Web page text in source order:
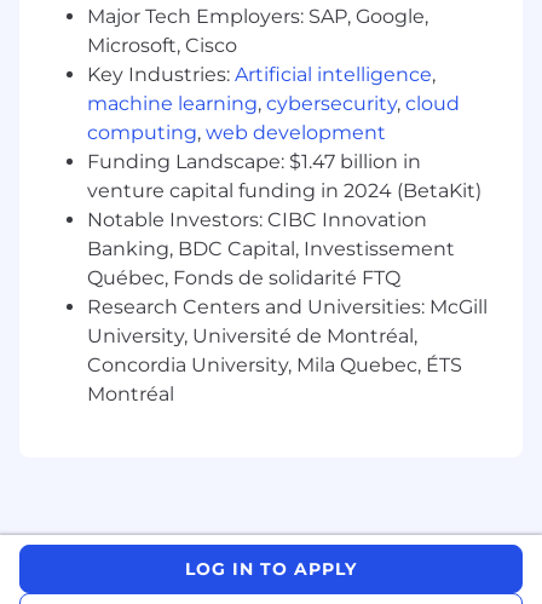
de haut niveau et des cadres supérieurs.
Personne organisée et proactive, capable
de résoudre les problèmes, de hiérarchiser
efficacement les priorités, d'accorder une
attention particulière aux détails et de
diagnostiquer les causes profondes - et non
pas seulement les symptômes.
Esprit d'initiative et capacité avérée à
prendre en charge des comptes, à générer
des résultats et à s'adapter à l'évolution des
priorités.
Baccalauréat ou expérience équivalente ; la
connaissance de Salesforce et des produits
Applied est un atout ; déplacements
pouvant aller jusqu'à 15 % du temps.
ou formation en technologie à postuler!
Lorsque vous rejoignez l'équipe appliquée,
Major Tech Employers: SAP, Google,
Microsoft, Cisco
Key Industries: Artificial intelligence,
machine learning, cybersecurity, cloud
computing, web development
Funding Landscape: $1.47 billion in
venture capital funding in 2024 (BetaKit)
Notable Investors: CIBC Innovation
Banking, BDC Capital, Investissement
Québec, Fonds de solidarité FTQ
Research Centers and Universities: McGill
University, Université de Montréal,
Concordia University, Mila Quebec, ÉTS
Montréal
LOG IN TO APPLY